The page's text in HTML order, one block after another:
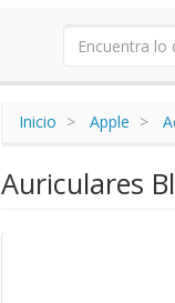
Inicio Apple
Auriculares